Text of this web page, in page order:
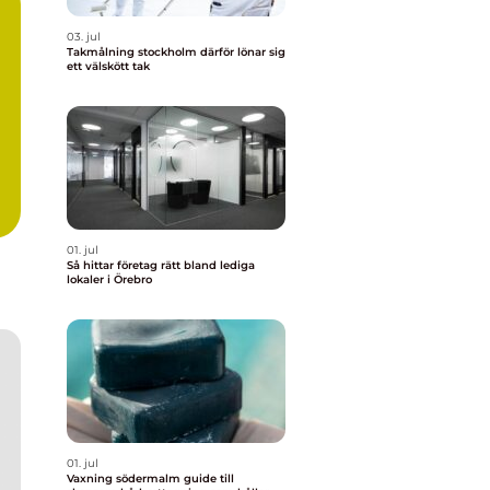
03. jul
Takmålning stockholm därför lönar sig
ett välskött tak
01. jul
Så hittar företag rätt bland lediga
lokaler i Örebro
01. jul
Vaxning södermalm guide till